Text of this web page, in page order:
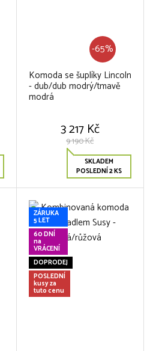
-65%
Komoda se šuplíky Lincoln
- dub/dub modrý/tmavě
modrá
3 217 Kč
9 190 Kč
SKLADEM
POSLEDNÍ 2 KS
ZÁRUKA
5 LET
60 DNÍ
na
VRÁCENÍ
DOPRODEJ
POSLEDNÍ
kusy za
tuto cenu